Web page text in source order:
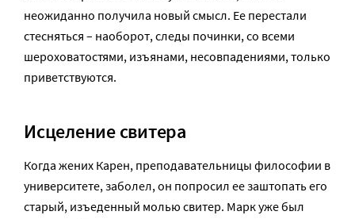
неожиданно получила новый смысл. Ее перестали
стесняться – наоборот, следы починки, со всеми
шероховатостями, изъянами, несовпадениями, только
приветствуются.
Исцеление свитера
Когда жених Карен, преподавательницы философии в
университете, заболел, он попросил ее заштопать его
старый, изъеденный молью свитер. Марк уже был